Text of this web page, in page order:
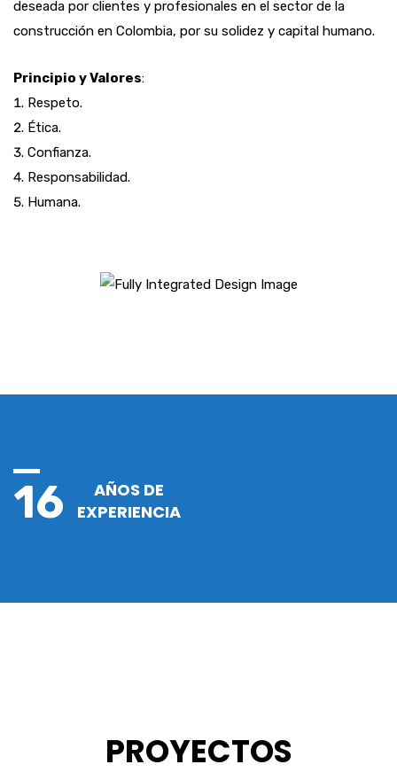
deseada por clientes y profesionales en el sector de la
construcción en Colombia, por su solidez y capital humano.
Principio y Valores:
Respeto.
Ética.
Confianza.
Responsabilidad.
Humana.
16
AÑOS DE
EXPERIENCIA
PROYECTOS